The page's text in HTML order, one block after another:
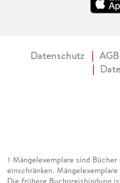
Datenschutz AGB
1 Mängelexemplare sind
einschränken.
Die frühere Buchpreisbindung